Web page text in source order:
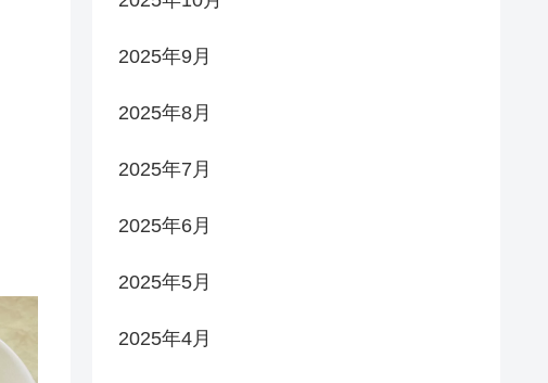
2025年9月
2025年8月
2025年7月
2025年6月
2025年5月
2025年4月